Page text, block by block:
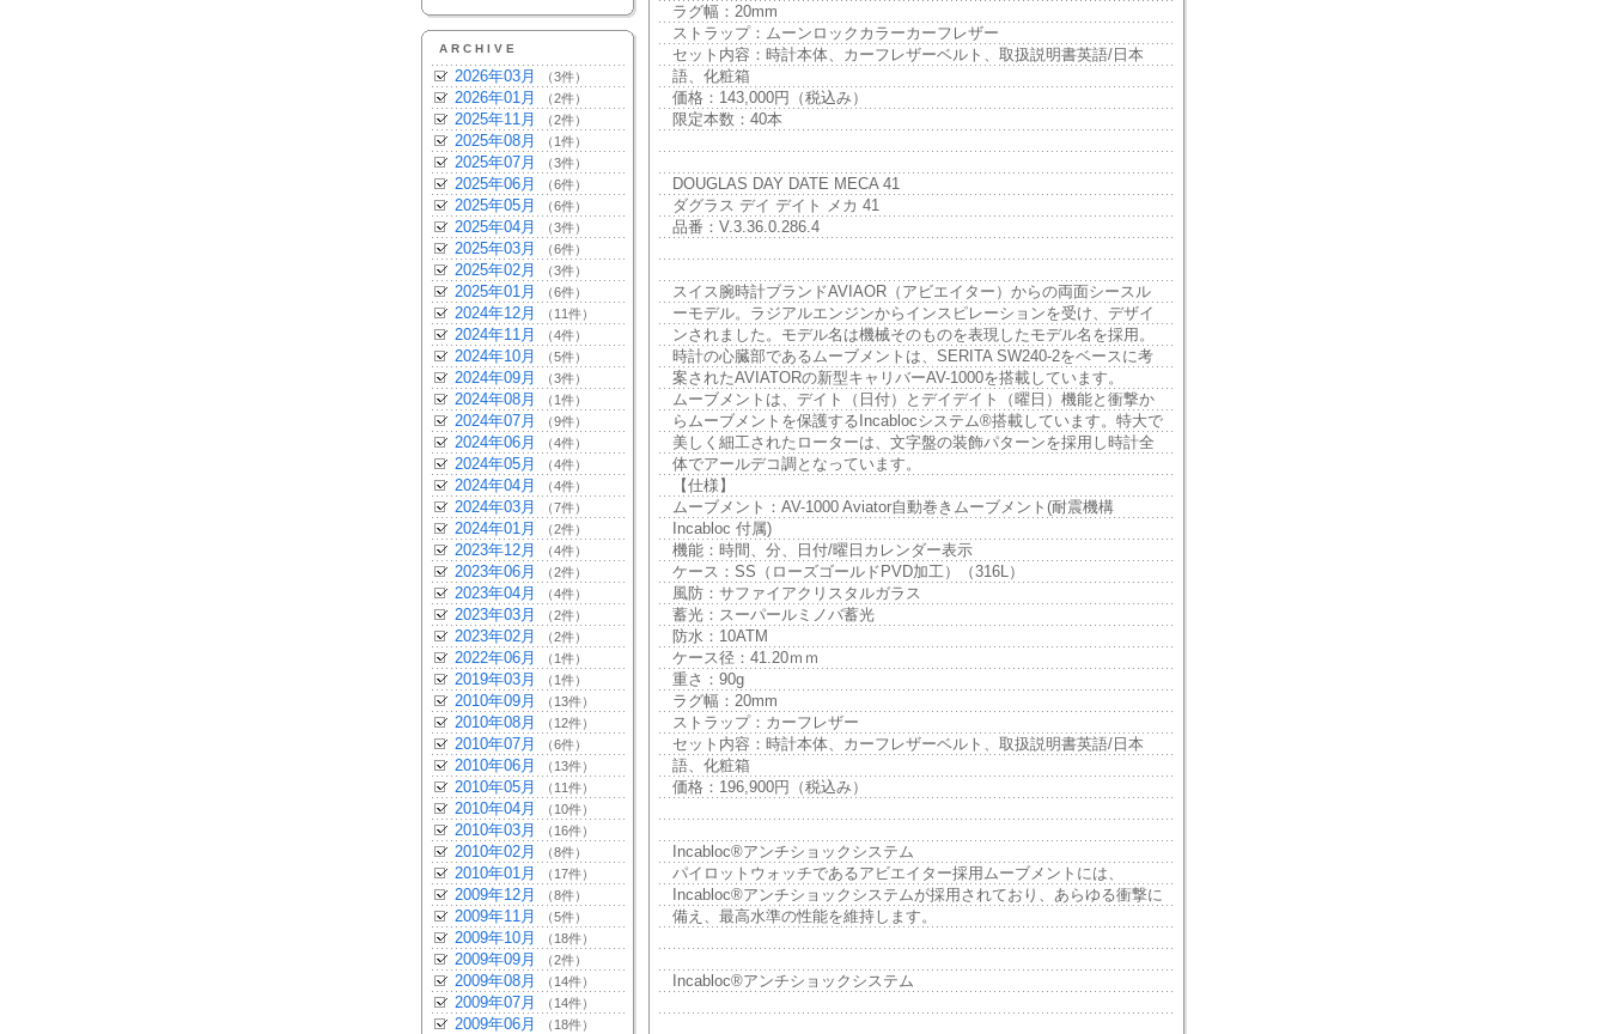
ラグ幅：20mm
ストラップ：ムーンロックカラーカーフレザー
セット内容：時計本体、カーフレザーベルト、取扱説明書英語/日本
語、化粧箱
価格：143,000円（税込み）
限定本数：40本
DOUGLAS DAY DATE MECA 41
ダグラス デイ デイト メカ 41
品番：V.3.36.0.286.4
スイス腕時計ブランドAVIAOR（アビエイター）からの両面シースル
ーモデル。ラジアルエンジンからインスピレーションを受け、デザイ
ンされました。モデル名は機械そのものを表現したモデル名を採用。
時計の心臓部であるムーブメントは、SERITA SW240-2をベースに考
案されたAVIATORの新型キャリバーAV-1000を搭載しています。
ムーブメントは、デイト（日付）とデイデイト（曜日）機能と衝撃か
らムーブメントを保護するIncablocシステム®搭載しています。特大で
美しく細工されたローターは、文字盤の装飾パターンを採用し時計全
体でアールデコ調となっています。
【仕様】
ムーブメント：AV-1000 Aviator自動巻きムーブメント(耐震機構
Incabloc 付属)
機能：時間、分、日付/曜日カレンダー表示
ケース：SS（ローズゴールドPVD加工）（316L）
風防：サファイアクリスタルガラス
蓄光：スーパールミノバ蓄光
防水：10ATM
ケース径：41.20ｍｍ
重さ：90g
ラグ幅：20mm
ストラップ：カーフレザー
セット内容：時計本体、カーフレザーベルト、取扱説明書英語/日本
語、化粧箱
価格：196,900円（税込み）
Incabloc®アンチショックシステム
パイロットウォッチであるアビエイター採用ムーブメントには、
Incabloc®アンチショックシステムが採用されており、あらゆる衝撃に
備え、最高水準の性能を維持します。
Incabloc®アンチショックシステム
ARCHIVE
2026年03月 （3件）
2026年01月 （2件）
2025年11月 （2件）
2025年08月 （1件）
2025年07月 （3件）
2025年06月 （6件）
2025年05月 （6件）
2025年04月 （3件）
2025年03月 （6件）
2025年02月 （3件）
2025年01月 （6件）
2024年12月 （11件）
2024年11月 （4件）
2024年10月 （5件）
2024年09月 （3件）
2024年08月 （1件）
2024年07月 （9件）
2024年06月 （4件）
2024年05月 （4件）
2024年04月 （4件）
2024年03月 （7件）
2024年01月 （2件）
2023年12月 （4件）
2023年06月 （2件）
2023年04月 （4件）
2023年03月 （2件）
2023年02月 （2件）
2022年06月 （1件）
2019年03月 （1件）
2010年09月 （13件）
2010年08月 （12件）
2010年07月 （6件）
2010年06月 （13件）
2010年05月 （11件）
2010年04月 （10件）
2010年03月 （16件）
2010年02月 （8件）
2010年01月 （17件）
2009年12月 （8件）
2009年11月 （5件）
2009年10月 （18件）
2009年09月 （2件）
2009年08月 （14件）
2009年07月 （14件）
2009年06月 （18件）